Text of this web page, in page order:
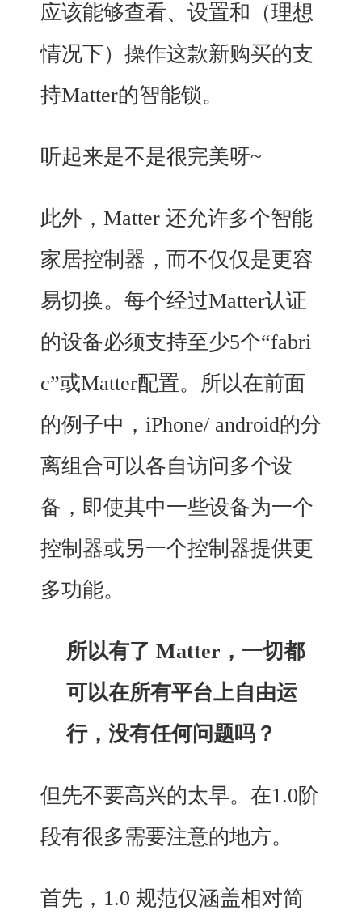
应该能够查看、设置和（理想
情况下）操作这款新购买的支
持Matter的智能锁。
听起来是不是很完美呀~
此外，Matter 还允许多个智能
家居控制器，而不仅仅是更容
易切换。 每个经过Matter认证
的设备必须支持至少5个“fabri
c”或Matter配置。所以在前面
的例子中，iPhone/ android的分
离组合可以各自访问多个设
备，即使其中一些设备为一个
控制器或另一个控制器提供更
多功能。
所以有了 Matter，一切都
可以在所有平台上自由运
行，没有任何问题吗？
但先不要高兴的太早。 在1.0阶
段有很多需要注意的地方。
首先，1.0 规范仅涵盖相对简